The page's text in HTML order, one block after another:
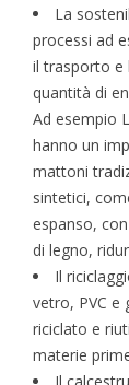
La
processi ad
il trasporto e
quantità di
Ad esempio
hanno un
mattoni
sintetici,
espanso,
di legno,
Il
vetro, PVC e
riciclato e
materie